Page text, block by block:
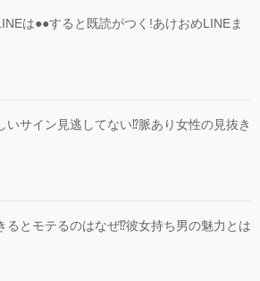
は●●すると既読がつく!あけおめLINEま
いサイン見逃してない⁉︎脈あり女性の見抜き
るとモテるのはなぜ⁉︎彼女持ち男の魅力とは